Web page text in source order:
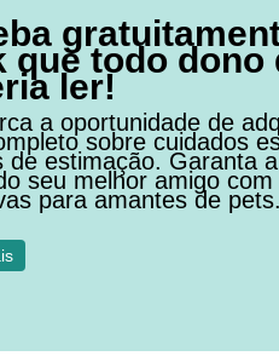
que todo dono
ler!
a oportunidade de
sobre cuidados
de estimação. Garanta
seu melhor amigo
para amantes de pets.